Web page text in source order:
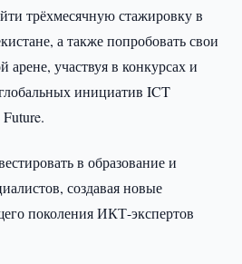
трёхмесячную стажировку в
а также попробовать свои
участвуя в конкурсах и
инициатив ICT
в образование и
создавая новые
поколения ИКТ-экспертов